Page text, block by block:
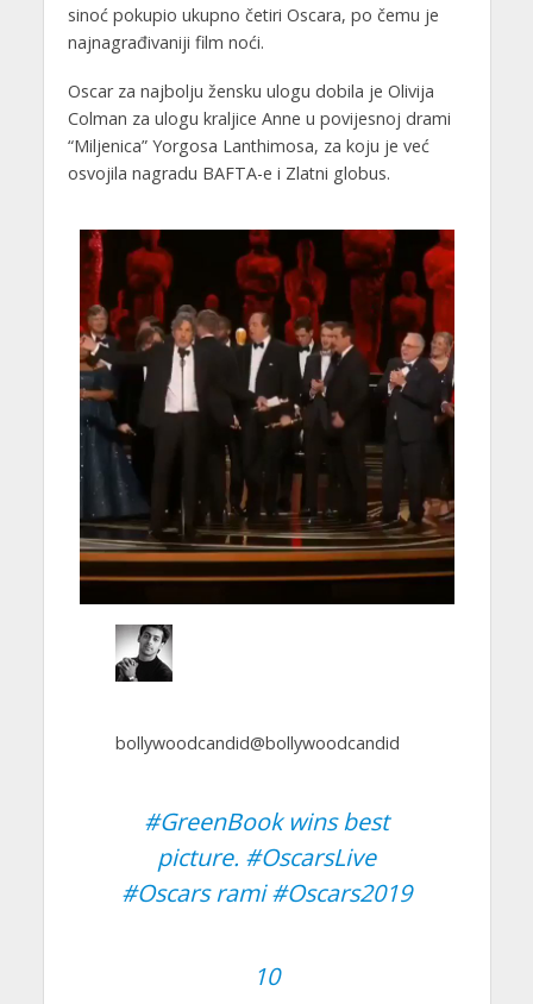
sinoć pokupio ukupno četiri Oscara, po čemu je
najnagrađivaniji film noći.
Oscar za najbolju žensku ulogu dobila je Olivija
Colman za ulogu kraljice Anne u povijesnoj drami
“Miljenica” Yorgosa Lanthimosa, za koju je već
osvojila nagradu BAFTA-e i Zlatni globus.
bollywoodcandid@bollywoodcandid
#GreenBookwins best
picture. #OscarsLive
#Oscarsrami#Oscars2019
10